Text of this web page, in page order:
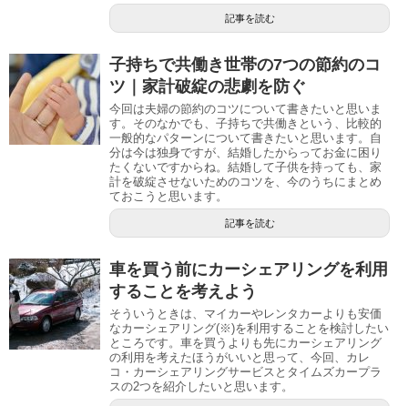
記事を読む
子持ちで共働き世帯の7つの節約のコ
ツ｜家計破綻の悲劇を防ぐ
今回は夫婦の節約のコツについて書きたいと思いま
す。そのなかでも、子持ちで共働きという、比較的
一般的なパターンについて書きたいと思います。自
分は今は独身ですが、結婚したからってお金に困り
たくないですからね。結婚して子供を持っても、家
計を破綻させないためのコツを、今のうちにまとめ
ておこうと思います。
記事を読む
車を買う前にカーシェアリングを利用
することを考えよう
そういうときは、マイカーやレンタカーよりも安価
なカーシェアリング(※)を利用することを検討したい
ところです。車を買うよりも先にカーシェアリング
の利用を考えたほうがいいと思って、今回、カレ
コ・カーシェアリングサービスとタイムズカープラ
スの2つを紹介したいと思います。